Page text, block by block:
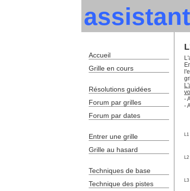
-
-
L1
L2
L3
Accueil
Grille en cours
Résolutions guidées
Forum par grilles
Forum par dates
Entrer une grille
Grille au hasard
Techniques de base
Technique des pistes